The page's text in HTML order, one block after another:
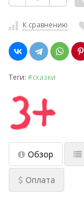
К сравнению
Теги: #сказки
Обзор
Оплата